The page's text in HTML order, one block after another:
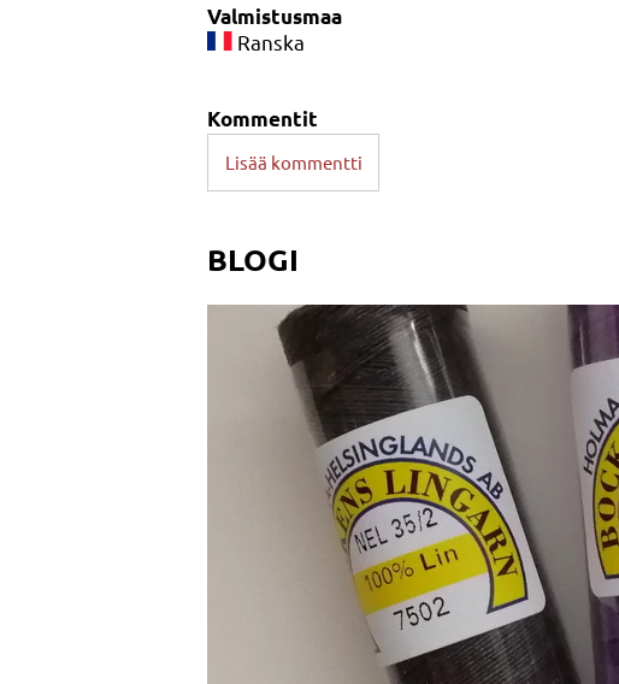
Valmistusmaa
Ranska
Kommentit
Lisää kommentti
BLOGI